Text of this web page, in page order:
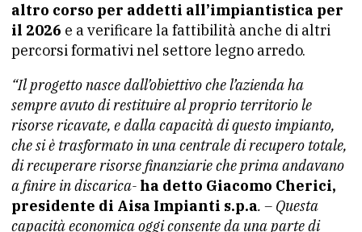
altro corso per addetti all’impiantistica per
il 2026 e a verificare la fattibilità anche di altri
percorsi formativi nel settore legno arredo.
“Il progetto nasce dall’obiettivo che l’azienda ha
sempre avuto di restituire al proprio territorio le
risorse ricavate, e dalla capacità di questo impianto,
che si è trasformato in una centrale di recupero totale,
di recuperare risorse finanziarie che prima andavano
a finire in discarica- ha detto Giacomo Cherici,
presidente di Aisa Impianti s.p.a. – Questa
capacità economica oggi consente da una parte di